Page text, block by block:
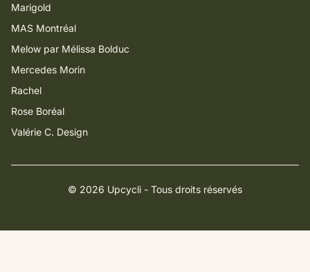
Marigold
MAS Montréal
Melow par Mélissa Bolduc
Mercedes Morin
Rachel
Rose Boréal
Valérie C. Design
© 2026 Upcycli - Tous droits réservés